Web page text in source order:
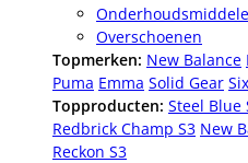
Overschoenen
Topmerken: New Balance
Puma Emma Solid Gear
Topproducten: Steel Blue
Redbrick Champ S3 New
Reckon S3